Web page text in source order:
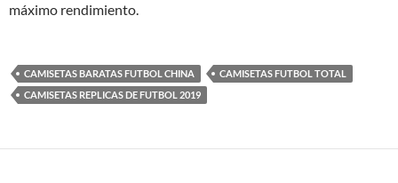
máximo rendimiento.
CAMISETAS BARATAS FUTBOL CHINA
CAMISETAS FUTBOL TOTAL
CAMISETAS REPLICAS DE FUTBOL 2019